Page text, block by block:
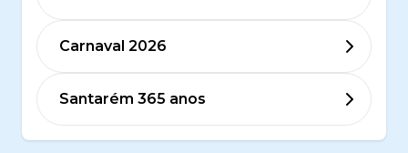
Carnaval 2026
Santarém 365 anos